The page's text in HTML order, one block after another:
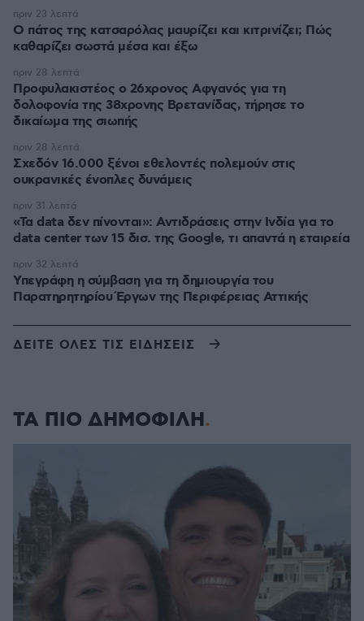
Ο πάτος της κατσαρόλας μαυρίζει και κιτρινίζει; Πώς
καθαρίζει σωστά μέσα και έξω
πριν 23 λεπτά
Προφυλακιστέος ο 26χρονος Αφγανός για τη
δολοφονία της 38χρονης Βρετανίδας, τήρησε το
δικαίωμα της σιωπής
πριν 28 λεπτά
Σχεδόν 16.000 ξένοι εθελοντές πολεμούν στις
ουκρανικές ένοπλες δυνάμεις
πριν 28 λεπτά
«Τα data δεν πίνονται»: Αντιδράσεις στην Ινδία για το
data center των 15 δισ. της Google, τι απαντά η εταιρεία
πριν 31 λεπτά
Υπεγράφη η σύμβαση για τη δημιουργία του
Παρατηρητηρίου Έργων της Περιφέρειας Αττικής
πριν 32 λεπτά
ΔΕΙΤΕ ΟΛΕΣ ΤΙΣ ΕΙΔΗΣΕΙΣ
ΤΑ ΠΙΟ ΔΗΜΟΦΙΛΗ